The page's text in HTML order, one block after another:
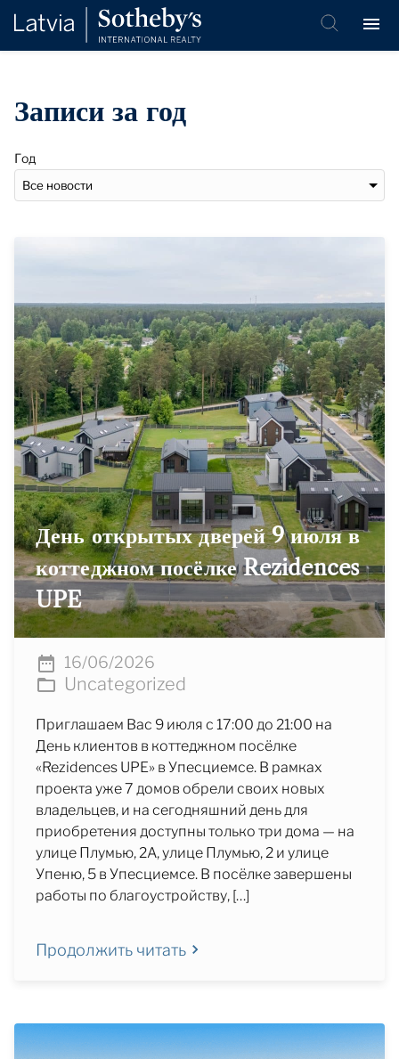
Записи за год
Год
День открытых дверей 9 июля в
коттеджном посёлке Rezidences
UPE
16/06/2026
Uncategorized
Приглашаем Вас 9 июля с 17:00 до 21:00 на
День клиентов в коттеджном посёлке
«Rezidences UPE» в Упесциемсе. В рамках
проекта уже 7 домов обрели своих новых
владельцев, и на сегодняшний день для
приобретения доступны только три дома — на
улице Плумью, 2A, улице Плумью, 2 и улице
Упеню, 5 в Упесциемсе. В посёлке завершены
работы по благоустройству, […]
Продолжить читать